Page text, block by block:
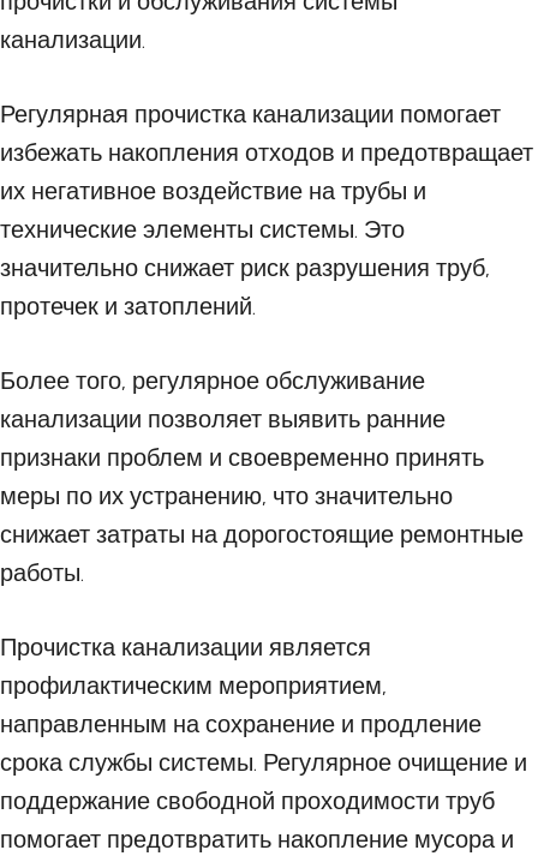
канализации.
Регулярная прочистка канализации помогает
избежать накопления отходов и предотвращает
их негативное воздействие на трубы и
технические элементы системы. Это
значительно снижает риск разрушения труб,
протечек и затоплений.
Более того, регулярное обслуживание
канализации позволяет выявить ранние
признаки проблем и своевременно принять
меры по их устранению, что значительно
снижает затраты на дорогостоящие ремонтные
работы.
Прочистка канализации является
профилактическим мероприятием,
направленным на сохранение и продление
срока службы системы. Регулярное очищение и
поддержание свободной проходимости труб
помогает предотвратить накопление мусора и